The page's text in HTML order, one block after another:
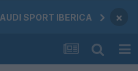
SPORT IBERICA ×